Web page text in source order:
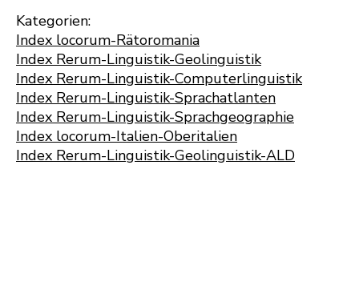
Kategorien:
Index locorum-Rätoromania
Index Rerum-Linguistik-Geolinguistik
Index Rerum-Linguistik-Computerlinguistik
Index Rerum-Linguistik-Sprachatlanten
Index Rerum-Linguistik-Sprachgeographie
Index locorum-Italien-Oberitalien
Index Rerum-Linguistik-Geolinguistik-ALD